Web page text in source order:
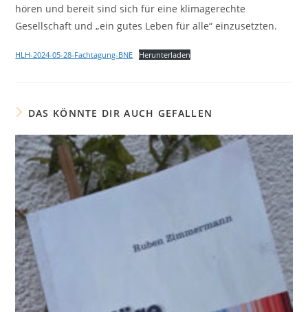
hören und bereit sind sich für eine klimagerechte
Gesellschaft und „ein gutes Leben für alle“ einzusetzten.
HLH-2024-05-28-Fachtagung-BNE Herunterladen
DAS KÖNNTE DIR AUCH GEFALLEN